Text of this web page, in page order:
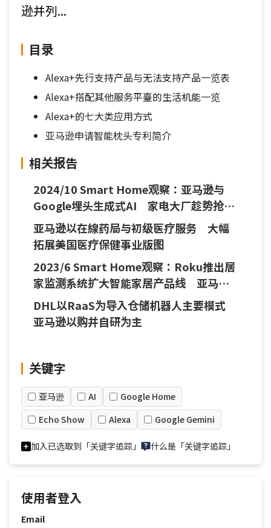
逊并列...
目录
Alexa+先行支持产品与无法支持产品一览表
Alexa+搭配其他服务平臺的生活机能一览
Alexa+的七大类应用方式
亚马逊申请智能枕头专利简介
相关报告
2024/10 Smart Home观察：亚马逊与
Google埋头生成式AI 家电大厂趁势抢进
智能家居市场
亚马逊以在線药局与初级医疗服务 大幅
拓展美国医疗保健事业版图
2023/6 Smart Home观察：Roku推出居
家监测系统扩大智能家居产品线 亚马逊
与Google发表新品不忘加速人工智能进程
DHL以RaaS为导入仓储机器人主要模式
亚马逊以购并自研为主
关键字
亚马逊 AI
Google Home
Echo Show
Alexa Google Gemini
加入已选取到「关键字追踪」 什么是「关键字追踪」
使用者登入
Email